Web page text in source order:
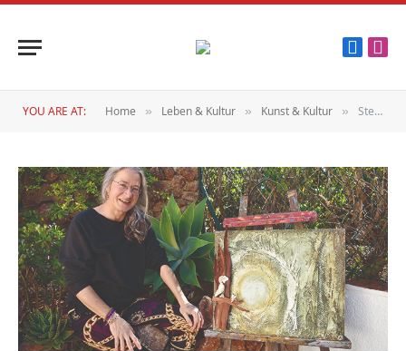
YOU ARE AT: Home » Leben & Kultur » Kunst & Kultur » Steinbilder